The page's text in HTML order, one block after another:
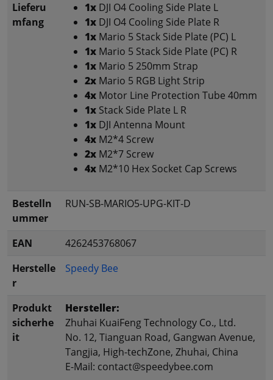
Lieferu
mfang
1x DJI O4 Cooling Side Plate L
1x DJI O4 Cooling Side Plate R
1x Mario 5 Stack Side Plate (PC) L
1x Mario 5 Stack Side Plate (PC) R
1x Mario 5 250mm Strap
2x Mario 5 RGB Light Strip
4x Motor Line Protection Tube 40mm
1x Stack Side Plate L R
1x DJI Antenna Mount
4x M2*4 Screw
2x M2*7 Screw
4x M2*10 Hex Socket Cap Screws
Bestelln
ummer
RUN-SB-MARIO5-UPG-KIT-D
EAN
4262453768067
Herstelle
r
Speedy Bee
Produkt
sicherhe
it
Hersteller:
Zhuhai KuaiFeng Technology Co., Ltd.
No. 12, Tianguan Road, Gangwan Avenue,
Tangjia, High-techZone, Zhuhai, China
E-Mail: contact@speedybee.com